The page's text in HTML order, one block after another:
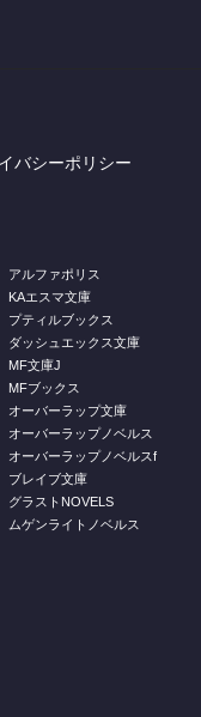
バシーポリシー
アルファポリス
KAエスマ文庫
プティルブックス
ダッシュエックス文庫
MF文庫J
MFブックス
オーバーラップ文庫
オーバーラップノベルス
オーバーラップノベルスf
ブレイブ文庫
グラストNOVELS
ムゲンライトノベルス